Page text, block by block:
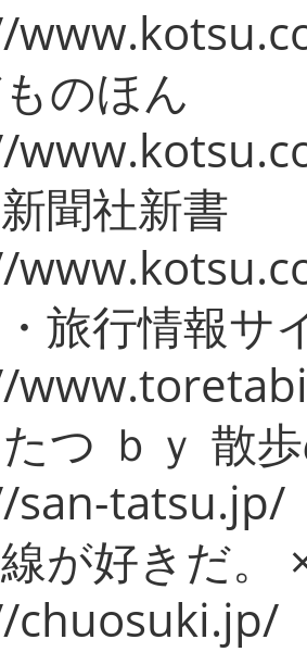
のほん
聞社新書
旅行情報サ
つ ｂｙ 散
san-tatsu.jp/
が好きだ。
chuosuki.jp/